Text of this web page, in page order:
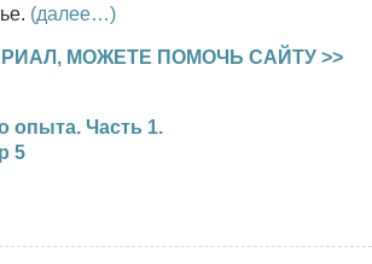
(далее…)
МОЖЕТЕ ПОМОЧЬ САЙТУ >>
опыта. Часть 1.
5